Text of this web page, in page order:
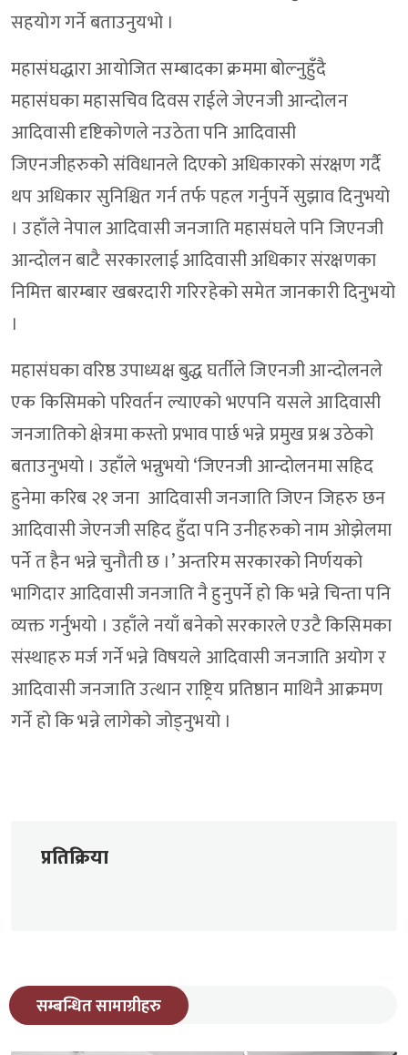
सहयोग गर्ने बताउनुयभो ।
महासंघद्धारा आयोजित सम्बादका क्रममा बोल्नुहुँदै
महासंघका महासचिव दिवस राईले जेएनजी आन्दोलन
आदिवासी दृष्टिकोणले नउठेता पनि आदिवासी
जिएनजीहरुकोे संविधानले दिएको अधिकारको संरक्षण गर्दै
थप अधिकार सुनिश्चित गर्न तर्फ पहल गर्नुपर्ने सुझाव दिनुभयो
। उहाँले नेपाल आदिवासी जनजाति महासंघले पनि जिएनजी
आन्दोलन बाटै सरकारलाई आदिवासी अधिकार संरक्षणका
निमित्त बारम्बार खबरदारी गरिरहेको समेत जानकारी दिनुभयो
।
महासंघका वरिष्ठ उपाध्यक्ष बुद्ध घर्तीले जिएनजी आन्दोलनले
एक किसिमको परिवर्तन ल्याएको भएपनि यसले आदिवासी
जनजातिको क्षेत्रमा कस्तो प्रभाव पार्छ भन्ने प्रमुख प्रश्न उठेको
बताउनुभयो । उहाँले भन्नुभयो ‘जिएनजी आन्दोलनमा सहिद
हुनेमा करिब २१ जना आदिवासी जनजाति जिएन जिहरु छन
आदिवासी जेएनजी सहिद हुँदा पनि उनीहरुको नाम ओझेलमा
पर्ने त हैन भन्ने चुनौती छ ।’ अन्तरिम सरकारको निर्णयको
भागिदार आदिवासी जनजाति नै हुनुपर्ने हो कि भन्ने चिन्ता पनि
व्यक्त गर्नुभयो । उहाँले नयाँ बनेको सरकारले एउटै किसिमका
संस्थाहरु मर्ज गर्ने भन्ने विषयले आदिवासी जनजाति अयोग र
आदिवासी जनजाति उत्थान राष्ट्रिय प्रतिष्ठान माथिनै आक्रमण
गर्ने हो कि भन्ने लागेको जोड्नुभयो ।
प्रतिक्रिया
सम्बन्धित सामाग्रीहरु